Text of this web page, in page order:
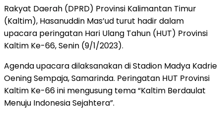
Rakyat Daerah (DPRD) Provinsi Kalimantan Timur
(Kaltim), Hasanuddin Mas’ud turut hadir dalam
upacara peringatan Hari Ulang Tahun (HUT) Provinsi
Kaltim Ke-66, Senin (9/1/2023).
Agenda upacara dilaksanakan di Stadion Madya Kadrie
Oening Sempaja, Samarinda. Peringatan HUT Provinsi
Kaltim Ke-66 ini mengusung tema “Kaltim Berdaulat
Menuju Indonesia Sejahtera”.